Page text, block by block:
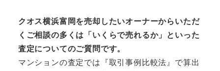
クオス横浜富岡を売却したいオーナーからいただ
くご相談の多くは「いくらで売れるか」といった
査定についてのご質問です。
マンションの査定では『取引事例比較法』で算出